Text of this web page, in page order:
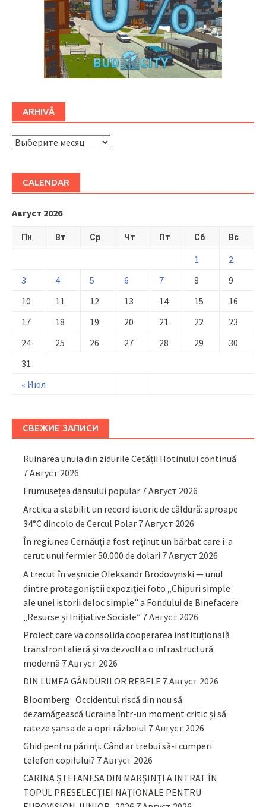
ARHIVĂ
ARHIVĂ
CALENDAR
Август 2026
Пн Вт Ср Чт Пт Сб Вс
« Июл
1
2
3
4 5 6 7 8
9
10
11 12 13 14 15
16
17
18 19 20 21 22
23
24
25 26 27 28 29
30
31
СВЕЖИЕ ЗАПИСИ
Ruinarea unuia din zidurile Cetății Hotinului continuă
7 Август 2026
Frumusețea dansului popular 7 Август 2026
Arctica a stabilit un record istoric de căldură: aproape
34°C dincolo de Cercul Polar 7 Август 2026
În regiunea Cernăuți a fost reținut un bărbat care i-a
cerut unui fermier 50.000 de dolari 7 Август 2026
A trecut în veșnicie Oleksandr Brodovynski — unul
dintre protagoniștii expoziției foto „Chipuri simple
ale unei istorii deloc simple” a Fondului de Binefacere
„Resurse și Inițiative Sociale” 7 Август 2026
Proiect care va consolida cooperarea instituțională
transfrontalieră și va dezvolta o infrastructură
modernă 7 Август 2026
DIN LUMEA GÂNDURILOR REBELE 7 Август 2026
Bloomberg: Occidentul riscă din nou să
dezamăgească Ucraina într-un moment critic și să
rateze șansa de a opri războiul 7 Август 2026
Ghid pentru părinţi. Când ar trebui să-i cumperi
telefon copilului? 7 Август 2026
CARINA ȘTEFANESA DIN MARȘINȚI A INTRAT ÎN
TOPUL PRESELECȚIEI NAȚIONALE PENTRU